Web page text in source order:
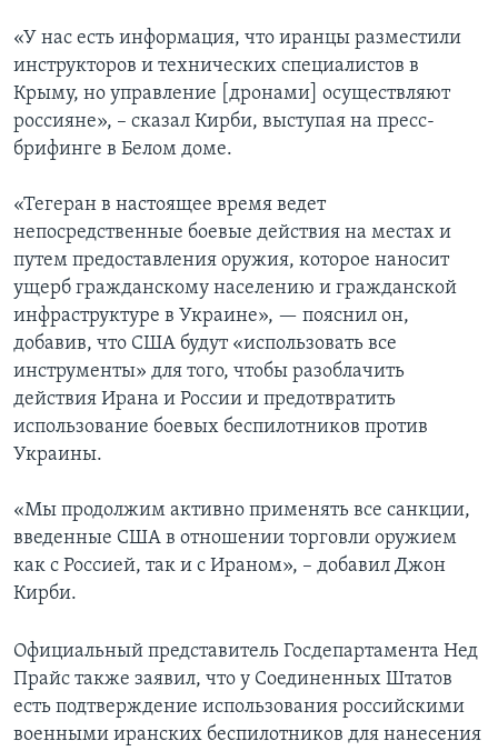
«У нас есть информация, что иранцы разместили
инструкторов и технических специалистов в
Крыму, но управление [дронами] осуществляют
россияне», – сказал Кирби, выступая на пресс-
брифинге в Белом доме.
«Тегеран в настоящее время ведет
непосредственные боевые действия на местах и
путем предоставления оружия, которое наносит
ущерб гражданскому населению и гражданской
инфраструктуре в Украине», — пояснил он,
добавив, что США будут «использовать все
инструменты» для того, чтобы разоблачить
действия Ирана и России и предотвратить
использование боевых беспилотников против
Украины.
«Мы продолжим активно применять все санкции,
введенные США в отношении торговли оружием
как с Россией, так и с Ираном», – добавил Джон
Кирби.
Официальный представитель Госдепартамента Нед
Прайс также заявил, что у Соединенных Штатов
есть подтверждение использования российскими
военными иранских беспилотников для нанесения